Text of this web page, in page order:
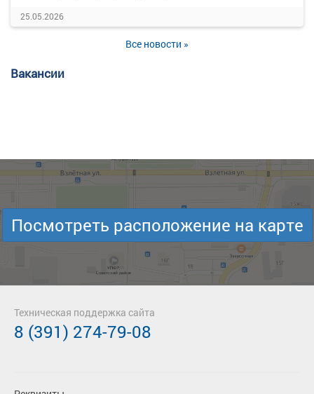
25.05.2026
Все новости »
Вакансии
Посмотреть расположение на карте
Техническая поддержка сайта
8 (391) 274-79-08